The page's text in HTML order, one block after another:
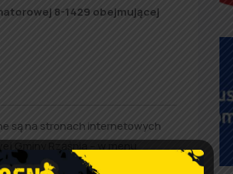
8-1429 obejmującej
są na stronach internetowych
Rząśnia – w menu